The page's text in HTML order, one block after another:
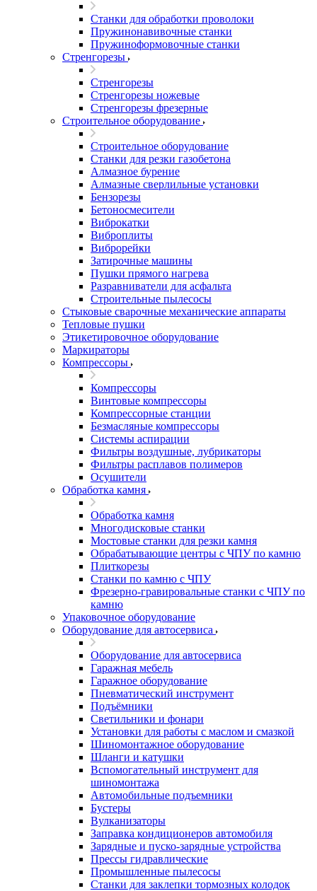
Станки для обработки проволоки
Пружинонавивочные станки
Пружиноформовочные станки
Стренгорезы
Стренгорезы
Стренгорезы ножевые
Стренгорезы фрезерные
Строительное оборудование
Строительное оборудование
Станки для резки газобетона
Алмазное бурение
Алмазные сверлильные установки
Бензорезы
Бетоносмесители
Виброкатки
Виброплиты
Виброрейки
Затирочные машины
Пушки прямого нагрева
Разравниватели для асфальта
Строительные пылесосы
Стыковые сварочные механические аппараты
Тепловые пушки
Этикетировочное оборудование
Маркираторы
Компрессоры
Компрессоры
Винтовые компрессоры
Компрессорные станции
Безмасляные компрессоры
Системы аспирации
Фильтры воздушные, лубрикаторы
Фильтры расплавов полимеров
Осушители
Обработка камня
Обработка камня
Многодисковые станки
Мостовые станки для резки камня
Обрабатывающие центры с ЧПУ по камню
Плиткорезы
Станки по камню с ЧПУ
Фрезерно-гравировальные станки с ЧПУ по
камню
Упаковочное оборудование
Оборудование для автосервиса
Оборудование для автосервиса
Гаражная мебель
Гаражное оборудование
Пневматический инструмент
Подъёмники
Светильники и фонари
Установки для работы с маслом и смазкой
Шиномонтажное оборудование
Шланги и катушки
Вспомогательный инструмент для
шиномонтажа
Автомобильные подъемники
Бустеры
Вулканизаторы
Заправка кондиционеров автомобиля
Зарядные и пуско-зарядные устройства
Прессы гидравлические
Промышленные пылесосы
Станки для заклепки тормозных колодок